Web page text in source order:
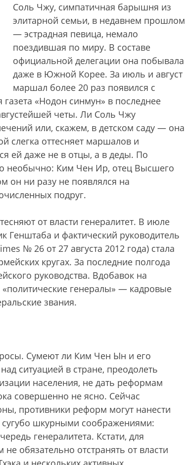
Соль Чжу, симпатичная барышня из
элитарной семьи, в недавнем прошлом
— эстрадная певица, немало
поездившая по миру. В составе
официальной делегации она побывала
даже в Южной Корее. За июль и август
маршал более 20 раз появился с
«Нодон синмун» в последнее
четы. Ли Соль Чжу
или, скажем, в детском саду — она
слегка оттесняет маршалов и
ей даже не в отцы, а в деды. По
необычно: Ким Чен Ир, отец Высшего
он ни разу не появлялся на
подруг.
от власти генералитет. В июле
Генштаба и фактический руководитель
№ 26 от 27 августа 2012 года) стала
кругах. За последние полгода
руководства. Вдобавок на
генералы» — кадровые
звания.
Сумеют ли Ким Чен Ын и его
ситуацией в стране, преодолеть
населения, не дать реформам
совершенно не ясно. Сейчас
противники реформ могут нанести
сугубо шкурными соображениями:
генералитета. Кстати, для
обязательно отстранять от власти